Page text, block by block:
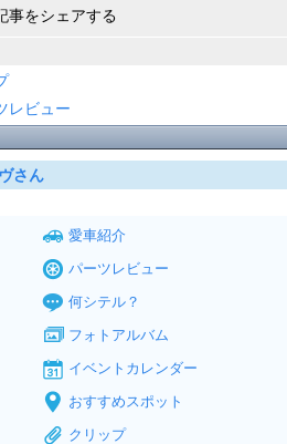
事をシェアする
レビュー
さん
愛車紹介
パーツレビュー
何シテル？
フォトアルバム
イベントカレンダー
おすすめスポット
クリップ